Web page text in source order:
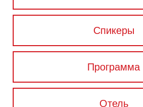
Спикеры
Программа
Отель